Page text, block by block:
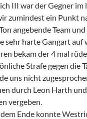
III war der Gegner im
zumindest ein Punkt
angebende Team
sehr harte Gangart auf
bekam der 4 mal
Strafe gegen die
uns nicht
durch Leon Harth
vergeben.
Ende konnte